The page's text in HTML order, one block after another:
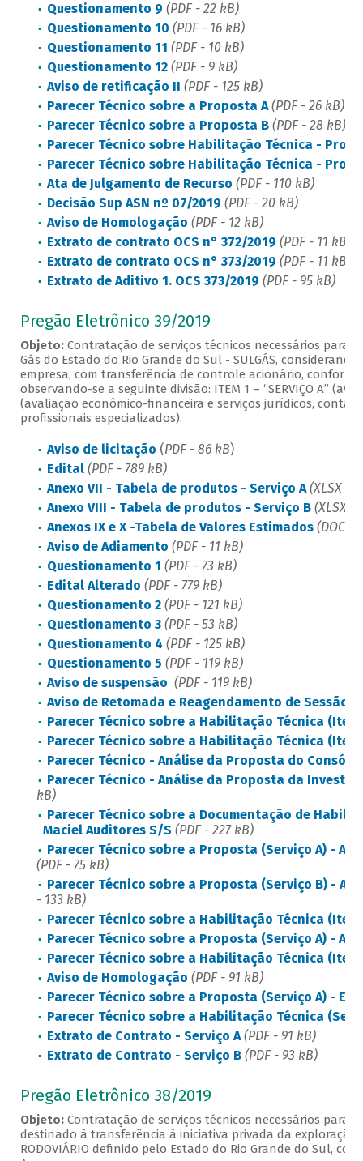
Questionamento 9 (PDF - 22 kB)
Questionamento 10 (PDF - 16 kB)
Questionamento 11 (PDF - 10 kB)
Questionamento 12(PDF - 9 kB)
Aviso de retificação II (PDF - 125 kB)
Parecer Técnico sobre a Proposta A (PDF - 26 kB)
Parecer Técnico sobre a Proposta B (PDF - 28 kB)
Parecer Técnico sobre Habilitação Técnica -
Parecer Técnico sobre Habilitação Técnica -
Ata de Julgamento de Recurso (PDF - 110 kB)
Decisão Sup ASN nº 07/2019 (PDF - 20 kB)
Aviso de Homologação (PDF - 12 kB)
Extrato de contrato OCS n° 372/2019 (PDF - 11 kB)
Extrato de contrato OCS n° 373/2019 (PDF - 11 kB)
Extrato de Aditivo 1. OCS 373/2019 (PDF - 95 kB)
Pregão Eletrônico 39/2019
Objeto: Contratação de serviços técnicos necessários para
Gás do Estado do Rio Grande do Sul - SULGÁS,
empresa, com transferência de controle acionário,
observando-se a seguinte divisão: ITEM 1 – “SERVIÇO A”
(avaliação econômico-financeira e serviços jurídicos,
profissionais especializados).
Aviso de licitação (PDF - 86 kB)
Edital(PDF - 789 kB)
Anexo VII - Tabela de produtos - Serviço A(XLSX -
Anexo VIII - Tabela de produtos - Serviço B(XLSX-
Anexos IX e X -Tabela de Valores Estimados(DOC -
Aviso de Adiamento (PDF - 11 kB)
Questionamento 1 (PDF - 73 kB)
Edital Alterado (PDF - 779 kB)
Questionamento 2(PDF - 121 kB)
Questionamento 3(PDF - 53 kB)
Questionamento 4 (PDF - 125 kB)
Questionamento 5 (PDF - 119 kB)
Aviso de suspensão (PDF - 119 kB)
Aviso de Retomada e Reagendamento de Sessão
Parecer Técnico sobre a Habilitação Técnica (Item
Parecer Técnico sobre a Habilitação Técnica (Item
Parecer Técnico - Análise da Proposta do
Parecer Técnico - Análise da Proposta da
kB)
Parecer Técnico sobre a Documentação de
Maciel Auditores S/S (PDF - 227 kB)
Parecer Técnico sobre a Proposta (Serviço A) -
(PDF - 75 kB)
Parecer Técnico sobre a Proposta (Serviço B) -
- 133 kB)
Parecer Técnico sobre a Habilitação Técnica (Item
Parecer Técnico sobre a Proposta (Serviço A) -
Parecer Técnico sobre a Habilitação Técnica (Item
Aviso de Homologação (PDF - 91 kB)
Parecer Técnico sobre a Proposta (Serviço A) - EY
Parecer Técnico sobre a Habilitação Técnica
Extrato de Contrato - Serviço A (PDF - 91 kB)
Extrato de Contrato - Serviço B (PDF - 93 kB)
Pregão Eletrônico 38/2019
Objeto: Contratação de serviços técnicos necessários para
destinado à transferência à iniciativa privada da exploração de
RODOVIÁRIO definido pelo Estado do Rio Grande do Sul,